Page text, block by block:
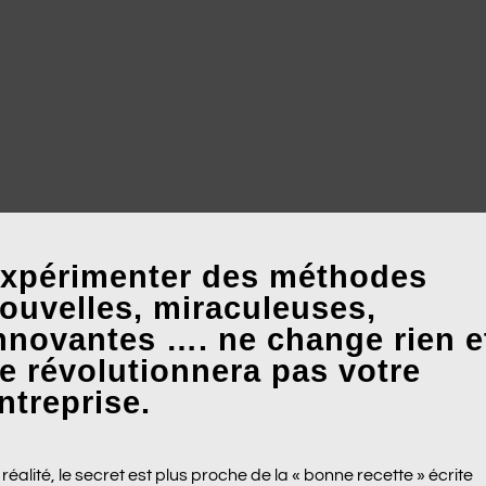
des méthodes
miraculeuses,
…. ne change rien
révolutionnera pas votre
réalité, le secret est plus proche de la « bonne recette » écrite